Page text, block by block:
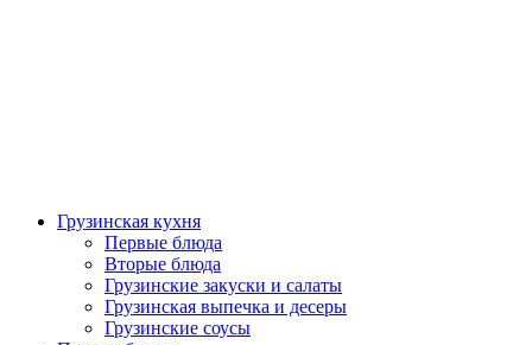
Грузинская кухня
Первые блюда
Вторые блюда
Грузинские закуски и салаты
Грузинская выпечка и десеры
Грузинские соусы